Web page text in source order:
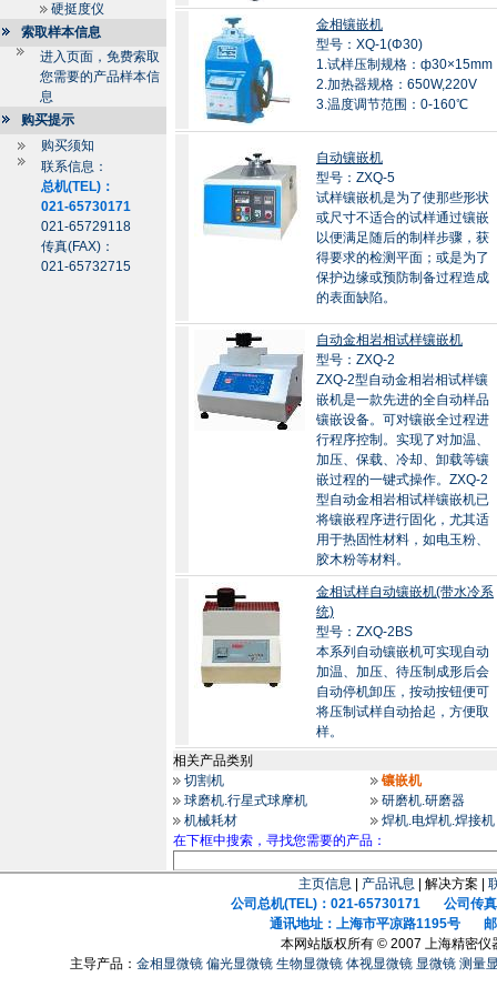
硬挺度仪
索取样本信息
进入页面，免费索取
您需要的产品样本信
息
购买提示
购买须知
联系信息：
总机(TEL)：
021-65730171
021-65729118
传真(FAX)：
021-65732715
金相镶嵌机
型号：XQ-1(Φ30)
1.试样压制规格：ф30×15mm
2.加热器规格：650W,220V
3.温度调节范围：0-160℃
自动镶嵌机
型号：ZXQ-5
试样镶嵌机是为了使那些形状
或尺寸不适合的试样通过镶嵌
以便满足随后的制样步骤，获
得要求的检测平面；或是为了
保护边缘或预防制备过程造成
的表面缺陷。
自动金相岩相试样镶嵌机
型号：ZXQ-2
ZXQ-2型自动金相岩相试样镶
嵌机是一款先进的全自动样品
镶嵌设备。可对镶嵌全过程进
行程序控制。实现了对加温、
加压、保载、冷却、卸载等镶
嵌过程的一键式操作。ZXQ-2
型自动金相岩相试样镶嵌机已
将镶嵌程序进行固化，尤其适
用于热固性材料，如电玉粉、
胶木粉等材料。
金相试样自动镶嵌机(带水冷系
统)
型号：ZXQ-2BS
本系列自动镶嵌机可实现自动
加温、加压、待压制成形后会
自动停机卸压，按动按钮便可
将压制试样自动拾起，方便取
样。
相关产品类别
切割机
镶嵌机
球磨机.行星式球摩机
研磨机.研磨器
机械耗材
焊机.电焊机.焊接机
在下框中搜索，寻找您需要的产品：
主页信息 产品讯息 | 解决方案 |
公司总机(TEL)：021-65730171 公司传真
通讯地址：上海市平凉路1195号 邮
本网站版权所有 © 2007 上海精密仪
主导产品： 金相显微镜 偏光显微镜 生物显微镜 体视显微镜 显微镜 测量